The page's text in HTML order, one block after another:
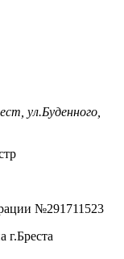
ул.Буденного,
№291711523